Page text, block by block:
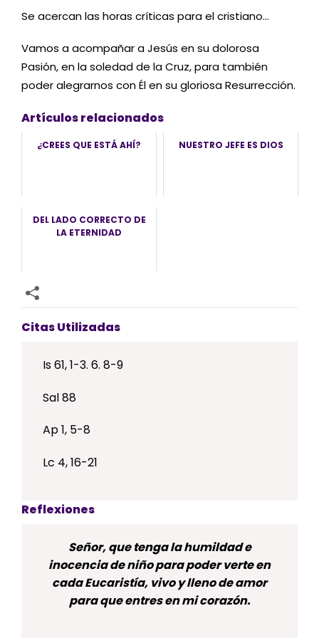
Se acercan las horas críticas para el cristiano…
Vamos a acompañar a Jesús en su dolorosa
Pasión, en la soledad de la Cruz, para también
poder alegrarnos con Él en su gloriosa Resurrección.
Artículos relacionados
¿CREES QUE ESTÁ AHÍ? NUESTRO JEFE ES DIOS
DEL LADO CORRECTO DE
LA ETERNIDAD
Citas Utilizadas
Is 61, 1-3. 6. 8-9
Sal 88
Ap 1, 5-8
Lc 4, 16-21
Reflexiones
Señor, que tenga la humildad e
inocencia de niño para poder verte en
cada Eucaristía, vivo y lleno de amor
para que entres en mi corazón.